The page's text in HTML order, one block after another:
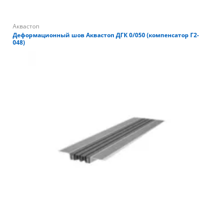
Аквастоп
Деформационный шов Аквастоп ДГК 0/050 (компенсатор Г2-
048)